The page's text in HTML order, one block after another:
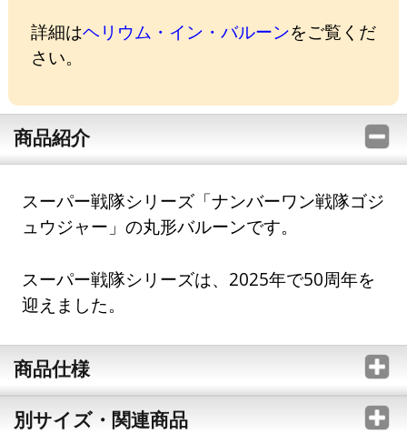
詳細はヘリウム・イン・バルーンをご覧くだ
さい。
商品紹介
スーパー戦隊シリーズ「ナンバーワン戦隊ゴジ
ュウジャー」の丸形バルーンです。
スーパー戦隊シリーズは、2025年で50周年を
迎えました。
商品仕様
別サイズ・関連商品